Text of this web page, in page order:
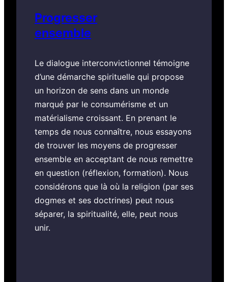
Progresser
ensemble
Le dialogue interconvictionnel témoigne
d’une démarche spirituelle qui propose
un horizon de sens dans un monde
marqué par le consumérisme et un
matérialisme croissant. En prenant le
temps de nous connaître, nous essayons
de trouver les moyens de progresser
ensemble en acceptant de nous remettre
en question (réflexion, formation). Nous
considérons que là où la religion (par ses
dogmes et ses doctrines) peut nous
séparer, la spiritualité, elle, peut nous
unir.